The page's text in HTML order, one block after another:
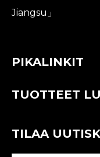
Jiangsu」
PIKALINKIT
TUOTTEET
TILAA